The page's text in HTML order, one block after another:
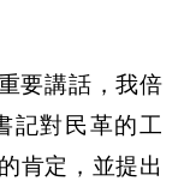
要講話，我倍
記對民革的工
肯定，並提出